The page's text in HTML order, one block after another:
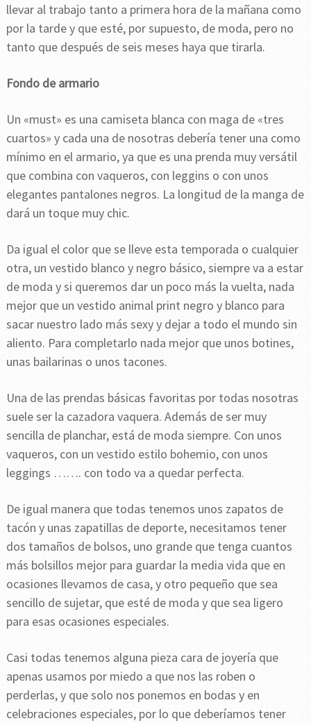
llevar al trabajo tanto a primera hora de la mañana como
por la tarde y que esté, por supuesto, de moda, pero no
tanto que después de seis meses haya que tirarla.
Fondo de armario
Un «must» es una camiseta blanca con maga de «tres
cuartos» y cada una de nosotras debería tener una como
mínimo en el armario, ya que es una prenda muy versátil
que combina con vaqueros, con leggins o con unos
elegantes pantalones negros. La longitud de la manga de
dará un toque muy chic.
Da igual el color que se lleve esta temporada o cualquier
otra, un vestido blanco y negro básico, siempre va a estar
de moda y si queremos dar un poco más la vuelta, nada
mejor que un vestido animal print negro y blanco para
sacar nuestro lado más sexy y dejar a todo el mundo sin
aliento. Para completarlo nada mejor que unos botines,
unas bailarinas o unos tacones.
Una de las prendas básicas favoritas por todas nosotras
suele ser la cazadora vaquera. Además de ser muy
sencilla de planchar, está de moda siempre. Con unos
vaqueros, con un vestido estilo bohemio, con unos
leggings ……. con todo va a quedar perfecta.
De igual manera que todas tenemos unos zapatos de
tacón y unas zapatillas de deporte, necesitamos tener
dos tamaños de bolsos, uno grande que tenga cuantos
más bolsillos mejor para guardar la media vida que en
ocasiones llevamos de casa, y otro pequeño que sea
sencillo de sujetar, que esté de moda y que sea ligero
para esas ocasiones especiales.
Casi todas tenemos alguna pieza cara de joyería que
apenas usamos por miedo a que nos las roben o
perderlas, y que solo nos ponemos en bodas y en
celebraciones especiales, por lo que deberíamos tener